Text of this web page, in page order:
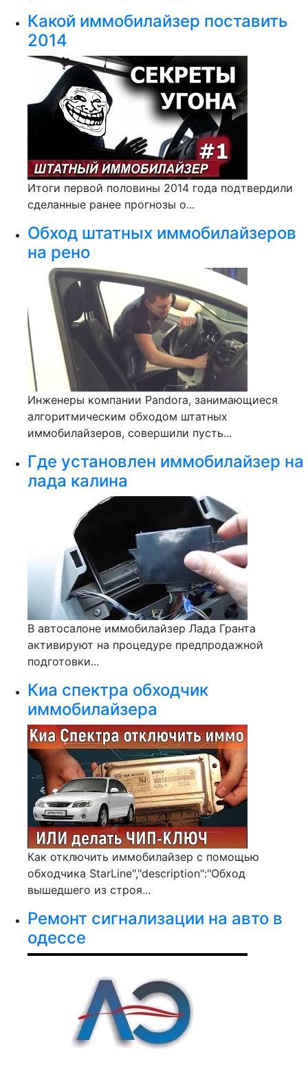
Какой иммобилайзер поставить
2014
Итоги первой половины 2014 года подтвердили
сделанные ранее прогнозы о...
Обход штатных иммобилайзеров
на рено
Инженеры компании Pandora, занимающиеся
алгоритмическим обходом штатных
иммобилайзеров, совершили пусть...
Где установлен иммобилайзер на
лада калина
В автосалоне иммобилайзер Лада Гранта
активируют на процедуре предпродажной
подготовки...
Киа спектра обходчик
иммобилайзера
Как отключить иммобилайзер с помощью
обходчика StarLine","description":"Обход
вышедшего из строя...
Ремонт сигнализации на авто в
одессе